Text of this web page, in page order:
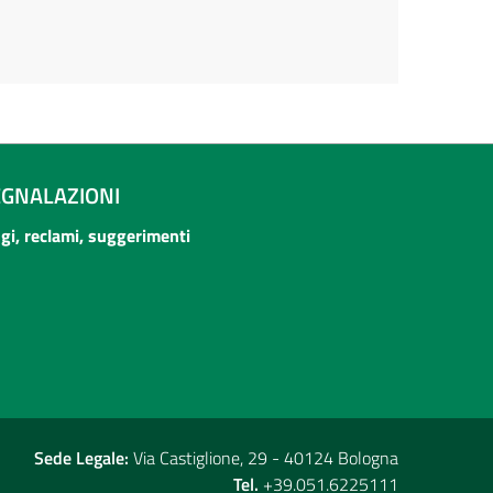
reclami, suggerimenti
Sede Legale: Via Castiglione, 29 - 40124 Bologna
Tel. +39.051.6225111